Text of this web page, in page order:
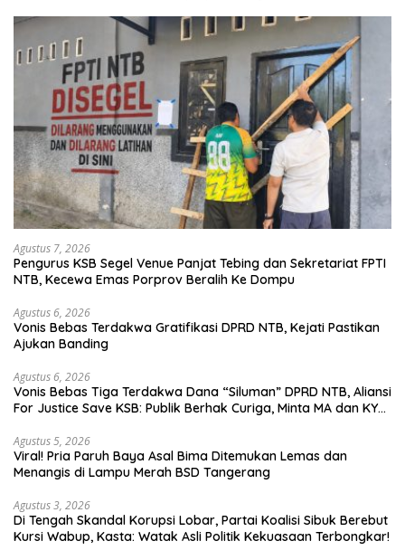
Agustus 7, 2026
Pengurus KSB Segel Venue Panjat Tebing dan Sekretariat FPTI
NTB, Kecewa Emas Porprov Beralih Ke Dompu
Agustus 6, 2026
Vonis Bebas Terdakwa Gratifikasi DPRD NTB, Kejati Pastikan
Ajukan Banding
Agustus 6, 2026
Vonis Bebas Tiga Terdakwa Dana “Siluman” DPRD NTB, Aliansi
For Justice Save KSB: Publik Berhak Curiga, Minta MA dan KY
Agustus 5, 2026
Viral! Pria Paruh Baya Asal Bima Ditemukan Lemas dan
Menangis di Lampu Merah BSD Tangerang
Agustus 3, 2026
Di Tengah Skandal Korupsi Lobar, Partai Koalisi Sibuk Berebut
Kursi Wabup, Kasta: Watak Asli Politik Kekuasaan Terbongkar!